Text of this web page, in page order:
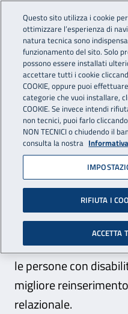
INAIL -
Navigazione
Navigazione - Ti trovi
Home Atti e documenti
13 febbraio 2019
13 febbraio 2019
Protocollo
Dr
Protocollo d'intesa
conoscenza e la
le persone con
migliore
relazionale.
Questo sito utilizza i cookie
ottimizzare l’esperienza di
natura tecnica sono
funzionamento del sito. Solo
possono essere installati
accettare tutti i cookie
COOKIE, oppure puoi
categorie che vuoi installare,
COOKIE. Se invece intendi
non tecnici, puoi farlo
NON TECNICI o chiudendo il
consulta la nostra
RIFIUTA I
ACCETTA